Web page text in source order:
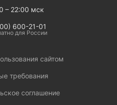
– 22:00 мск
600-21-01
для России
сайтом
требования
соглашение